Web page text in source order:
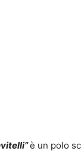
è un polo